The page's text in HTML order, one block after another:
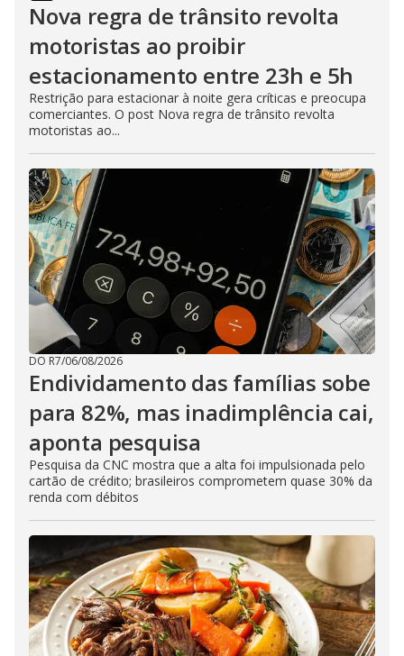
Nova regra de trânsito revolta
motoristas ao proibir
estacionamento entre 23h e 5h
Restrição para estacionar à noite gera críticas e preocupa
comerciantes. O post Nova regra de trânsito revolta
motoristas ao...
DO R7/06/08/2026
Endividamento das famílias sobe
para 82%, mas inadimplência cai,
aponta pesquisa
Pesquisa da CNC mostra que a alta foi impulsionada pelo
cartão de crédito; brasileiros comprometem quase 30% da
renda com débitos